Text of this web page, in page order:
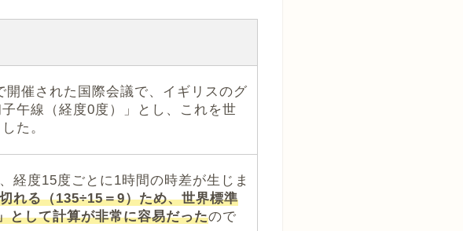
催された国際会議で、イギリスのグ
午線（経度0度）」とし、これを世
た。
経度15度ごとに1時間の時差が生じま
れる（135÷15＝9）ため、世界標準
として計算が非常に容易だったので